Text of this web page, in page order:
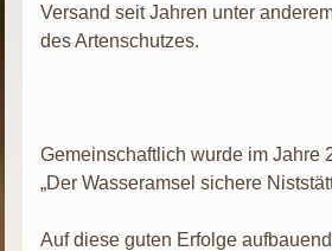
Versand seit Jahren unter
des Artenschutzes.
Gemeinschaftlich wurde im Jahre
„Der Wasseramsel sichere
Auf diese guten Erfolge